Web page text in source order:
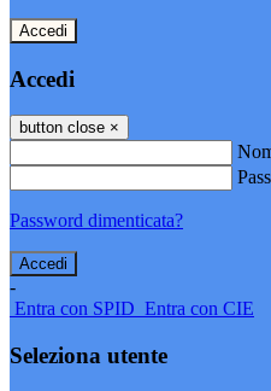
Accedi
Accedi
button close ×
Password dimenticata?
-
Entra con SPID Entra con CIE
Seleziona utente